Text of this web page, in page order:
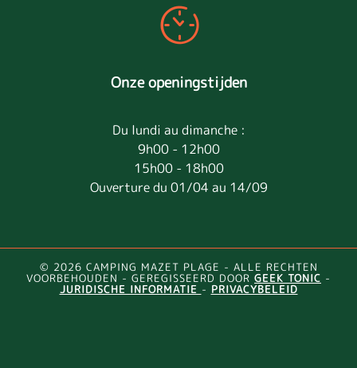
Onze openingstijden
Du lundi au dimanche :
9h00 - 12h00
15h00 - 18h00
Ouverture du 01/04 au 14/09
© 2026 CAMPING MAZET PLAGE - ALLE RECHTEN
VOORBEHOUDEN - GEREGISSEERD DOOR GEEK TONIC -
JURIDISCHE INFORMATIE - PRIVACYBELEID